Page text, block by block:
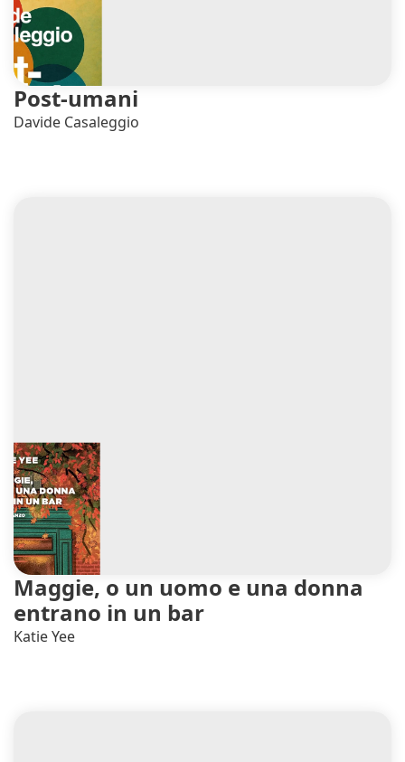
Post-umani
Davide Casaleggio
Maggie, o un uomo e una donna
entrano in un bar
Katie Yee